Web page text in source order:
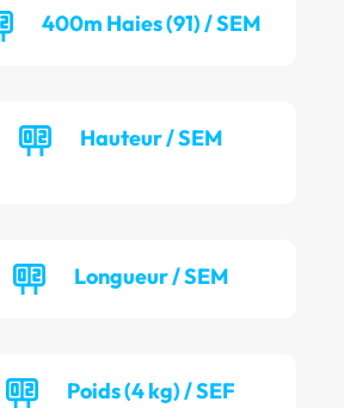
400m Haies (91) / SEM
Hauteur / SEM
Longueur / SEM
Poids (4 kg) / SEF